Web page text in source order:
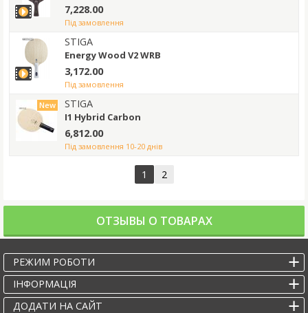
7,228.00
під замовлення
STIGA
Energy Wood V2 WRB
3,172.00
під замовлення
New
STIGA
I1 Hybrid Carbon
6,812.00
під замовлення 10-20 днів
1 2
ОТЗЫВЫ О ТОВАРАХ
РЕЖИМ РОБОТИ
IНФОРМАЦІЯ
ДОДАТИ НА САЙТ